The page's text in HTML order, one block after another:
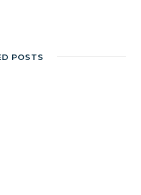
POSTS